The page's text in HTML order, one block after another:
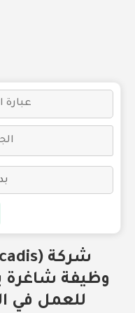
وظيفة شاغرة
للعمل في